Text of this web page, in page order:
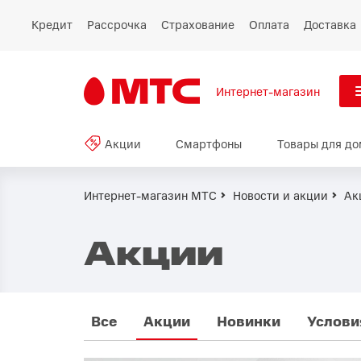
Кредит Рассрочка Страхование Оплата Доставка
Интернет-магазин
Акции
Смартфоны
Восстановленные
Товары для дома
Акции Смартфоны Товары для
Интернет-магазин МТС Новости и акции
Акции
Все Акции Новинки